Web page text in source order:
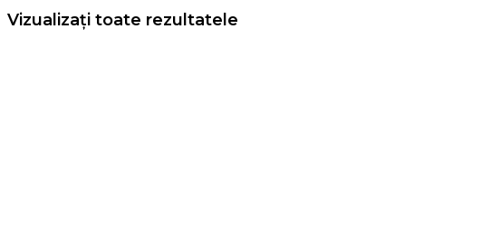
Vizualizați toate rezultatele